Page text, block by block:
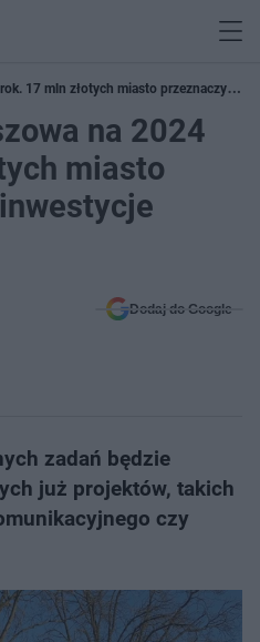
17 mln złotych miasto przeznaczy na
na 2024
miasto
Dodaj do Google
zadań będzie
już projektów, takich
czy